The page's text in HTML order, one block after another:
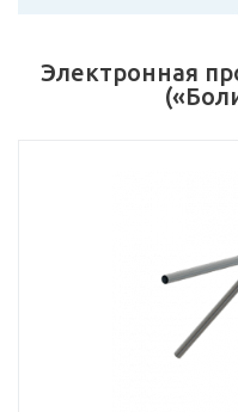
Электронная